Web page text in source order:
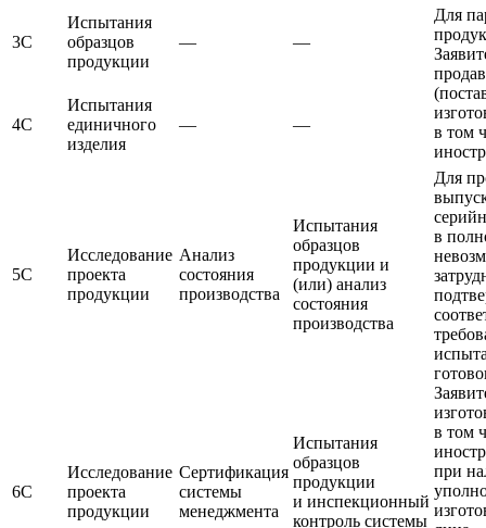
3С
Испытания
образцов
продукции
— —
Для
в том
4С
Испытания
единичного
изделия
— —
5С
Исследование
проекта
продукции
Анализ
состояния
производства
Испытания
образцов
продукции и
(или) анализ
состояния
производства
Для
в
в том
при
6С
Исследование
проекта
продукции
Сертификация
системы
менеджмента
Испытания
образцов
продукции
и инспекционный
контроль системы